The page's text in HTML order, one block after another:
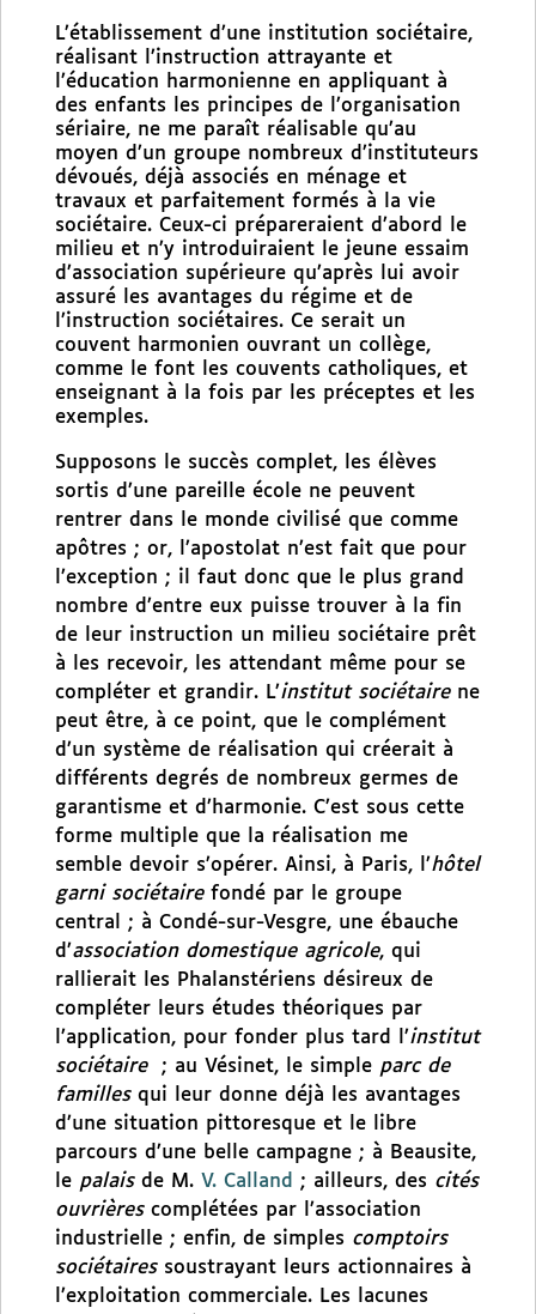
L’établissement d’une institution sociétaire,
réalisant l’instruction attrayante et
l’éducation harmonienne en appliquant à
des enfants les principes de l’organisation
sériaire, ne me paraît réalisable qu’au
moyen d’un groupe nombreux d’instituteurs
dévoués, déjà associés en ménage et
travaux et parfaitement formés à la vie
sociétaire. Ceux-ci prépareraient d’abord le
milieu et n’y introduiraient le jeune essaim
d’association supérieure qu’après lui avoir
assuré les avantages du régime et de
l’instruction sociétaires. Ce serait un
couvent harmonien ouvrant un collège,
comme le font les couvents catholiques, et
enseignant à la fois par les préceptes et les
exemples.
Supposons le succès complet, les élèves
sortis d’une pareille école ne peuvent
rentrer dans le monde civilisé que comme
apôtres ; or, l’apostolat n’est fait que pour
l’exception ; il faut donc que le plus grand
nombre d’entre eux puisse trouver à la fin
de leur instruction un milieu sociétaire prêt
à les recevoir, les attendant même pour se
compléter et grandir. L’institut sociétaire ne
peut être, à ce point, que le complément
d’un système de réalisation qui créerait à
différents degrés de nombreux germes de
garantisme et d’harmonie. C’est sous cette
forme multiple que la réalisation me
semble devoir s’opérer. Ainsi, à Paris, l’hôtel
garni sociétairefondé par le groupe
central ; à Condé-sur-Vesgre, une ébauche
d’association domestique agricole, qui
rallierait les Phalanstériens désireux de
compléter leurs études théoriques par
l’application, pour fonder plus tard l’institut
sociétaire
; au Vésinet, le simple parc de
famillesqui leur donne déjà les avantages
d’une situation pittoresque et le libre
parcours d’une belle campagne ; à Beausite,
le palaisde M. V. Calland ; ailleurs, des cités
ouvrièrescomplétées par l’association
industrielle ; enfin, de simples comptoirs
sociétairessoustrayant leurs actionnaires à
l’exploitation commerciale. Les lacunes